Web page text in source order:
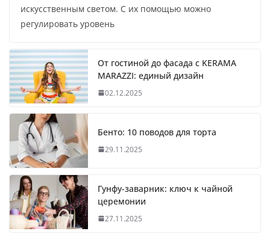
искусственным светом. С их помощью можно
регулировать уровень
От гостиной до фасада с KERAMA
MARAZZI: единый дизайн
02.12.2025
Бенто: 10 поводов для торта
29.11.2025
Гунфу-заварник: ключ к чайной
церемонии
27.11.2025